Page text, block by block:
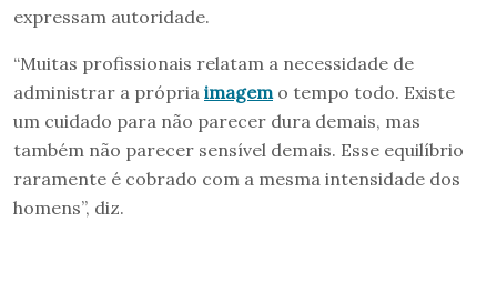
expressam autoridade.
“Muitas profissionais relatam a necessidade de
administrar a própria imagem o tempo todo. Existe
um cuidado para não parecer dura demais, mas
também não parecer sensível demais. Esse equilíbrio
raramente é cobrado com a mesma intensidade dos
homens”, diz.